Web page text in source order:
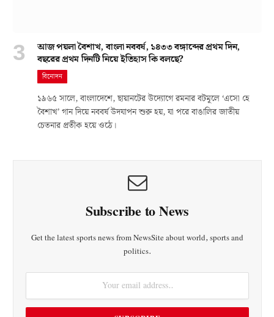
আজ পয়লা বৈশাখ, বাংলা নববর্ষ, ১৪৩৩ বঙ্গাব্দের প্রথম দিন,
বছরের প্রথম দিনটি নিয়ে ইতিহাস কি বলছে?
বিনোদন
১৯৬৫ সালে, বাংলাদেশে, ছায়ানটের উদ্যোগে রমনার বটমূলে ‘এসো হে
বৈশাখ’ গান দিয়ে নববর্ষ উদযাপন শুরু হয়, যা পরে বাঙালির জাতীয়
চেতনার প্রতীক হয়ে ওঠে।
Subscribe to News
Get the latest sports news from NewsSite about world, sports and
politics.